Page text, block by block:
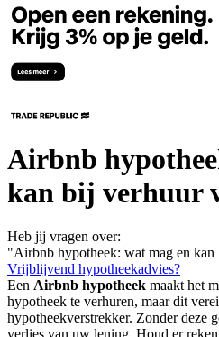
Airbnb
kan bij verhuur
Heb jij vragen over:
"Airbnb hypotheek: wat mag en
Vrijblijvend hypotheekadvies?
Een Airbnb hypotheek maakt het
hypotheek te verhuren, maar dit
hypotheekverstrekker. Zonder deze